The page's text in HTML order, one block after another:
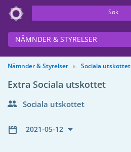
Sök
NÄMNDER & STYRELSER
Nämnder & Styrelser Sociala utskottet
Extra Sociala utskottet
Sociala utskottet
2021-05-12